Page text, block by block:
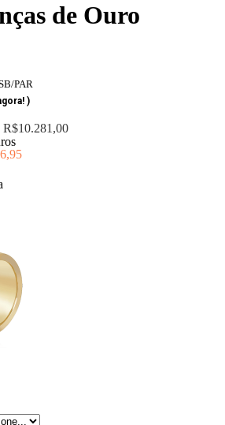
de Ouro
PAR
)
R$10.281,00